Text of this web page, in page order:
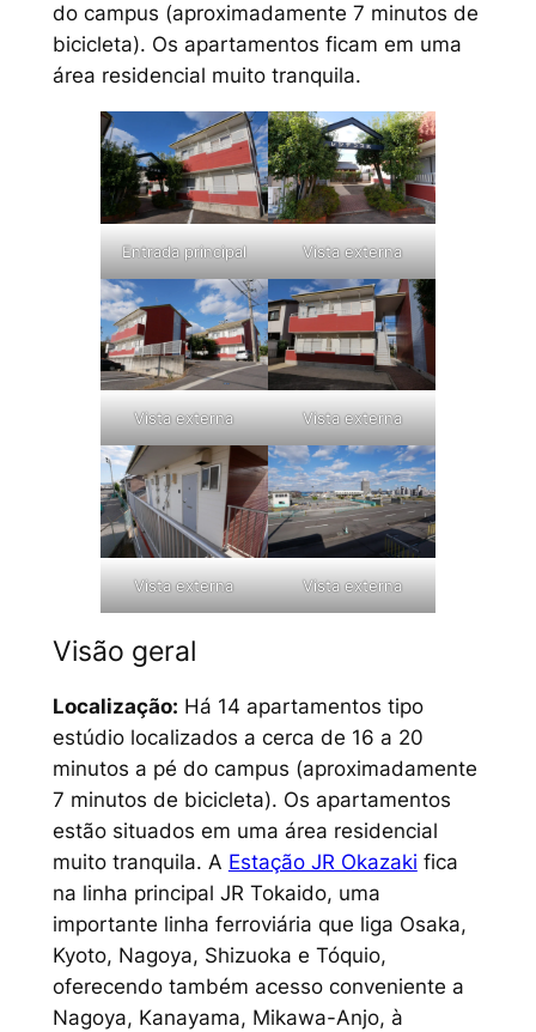
do campus (aproximadamente 7 minutos de
bicicleta). Os apartamentos ficam em uma
área residencial muito tranquila.
Entrada principal Vista externa
Vista externa Vista externa
Vista externa Vista externa
Visão geral
Localização: Há 14 apartamentos tipo
estúdio localizados a cerca de 16 a 20
minutos a pé do campus (aproximadamente
7 minutos de bicicleta). Os apartamentos
estão situados em uma área residencial
muito tranquila. A Estação JR Okazaki fica
na linha principal JR Tokaido, uma
importante linha ferroviária que liga Osaka,
Kyoto, Nagoya, Shizuoka e Tóquio,
oferecendo também acesso conveniente a
Nagoya, Kanayama, Mikawa-Anjo, à